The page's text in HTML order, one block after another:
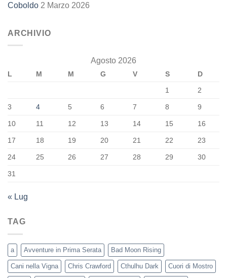
Coboldo 2 Marzo 2026
ARCHIVIO
Agosto 2026
L M M G V S
D
1
2
3 4 5 6 7 8 9
10 11 12 13 14 15 16
17 18 19 20 21 22 23
24 25 26 27 28 29 30
31
« Lug
TAG
a Avventure in Prima Serata Bad Moon Rising
Cani nella Vigna Chris Crawford Cthulhu Dark Cuori di Mostro